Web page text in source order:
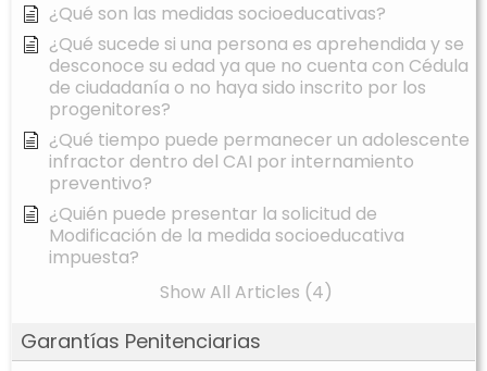
¿Qué son las medidas socioeducativas?
¿Qué sucede si una persona es aprehendida y se
desconoce su edad ya que no cuenta con Cédula
de ciudadanía o no haya sido inscrito por los
progenitores?
¿Qué tiempo puede permanecer un adolescente
infractor dentro del CAI por internamiento
preventivo?
¿Quién puede presentar la solicitud de
Modificación de la medida socioeducativa
impuesta?
Show All Articles (4)
Garantías Penitenciarias